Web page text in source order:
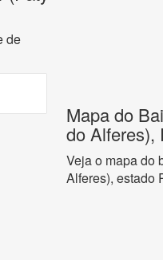
de
Mapa do
do Alferes),
Veja o mapa do
Alferes), estado